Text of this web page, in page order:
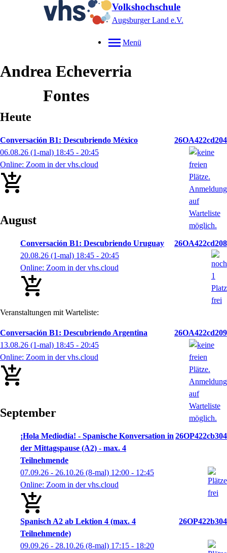
Volkshochschule
Augsburger Land e.V.
Menü
Andrea Echeverria
Fontes
Heute
Conversación B1: Descubriendo México
26OA422cd204
06.08.26 (1-mal) 18:45 - 20:45
Online: Zoom in der vhs.cloud
August
Conversación B1: Descubriendo Uruguay
26OA422cd208
20.08.26 (1-mal) 18:45 - 20:45
Online: Zoom in der vhs.cloud
Veranstaltungen mit Warteliste:
Conversación B1: Descubriendo Argentina
26OA422cd209
13.08.26 (1-mal) 18:45 - 20:45
Online: Zoom in der vhs.cloud
September
¡Hola Mediodía! - Spanische Konversation in
der Mittagspause (A2) - max. 4
Teilnehmende
26OP422cb304
07.09.26 - 26.10.26 (8-mal) 12:00 - 12:45
Online: Zoom in der vhs.cloud
Spanisch A2 ab Lektion 4 (max. 4
Teilnehmende)
26OP422b304
09.09.26 - 28.10.26 (8-mal) 17:15 - 18:20